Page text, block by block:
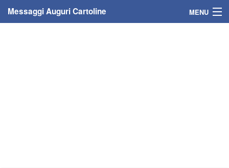
Messaggi Auguri Cartoline MENU